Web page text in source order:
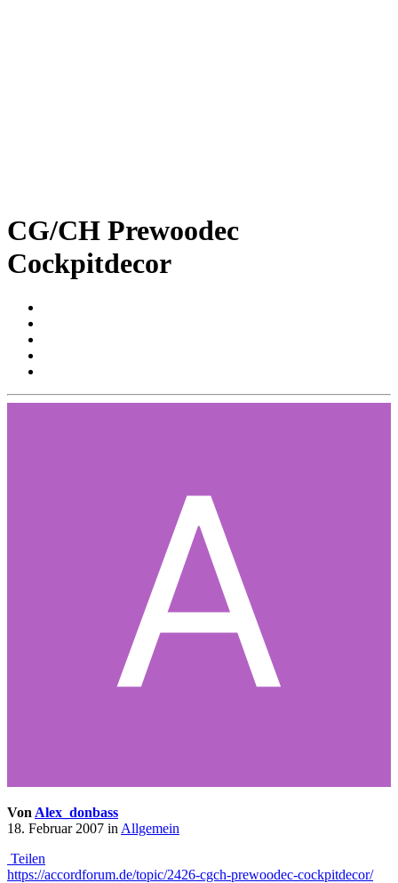
CG/CH Prewoodec
Cockpitdecor
Von Alex_donbass
18. Februar 2007 in Allgemein
Teilen
https://accordforum.de/topic/2426-cgch-prewoodec-cockpitdecor/